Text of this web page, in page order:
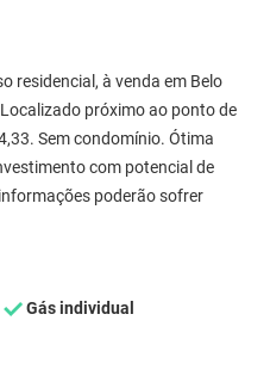
residencial, à venda em Belo
próximo ao ponto de
Sem condomínio. Ótima
com potencial de
poderão sofrer
Gás individual